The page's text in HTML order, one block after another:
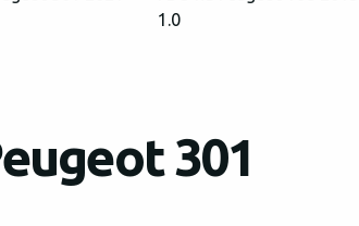
1.0
301